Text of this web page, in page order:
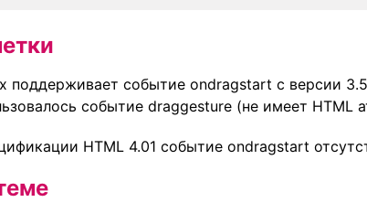
поддерживает событие ondragstart с версии
событие draggesture (не имеет HTML
HTML 4.01 событие ondragstart